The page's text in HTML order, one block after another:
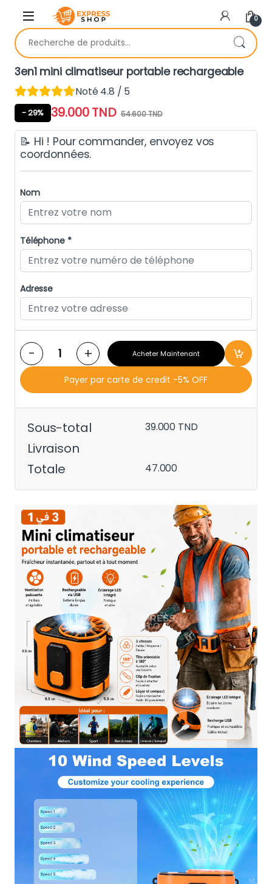
Skip to navigation
Skip to content
0
Recherche pour :
3en1 mini climatiseur portable rechargeable
Noté 4.8 / 5
- 29% 39.000TND 54.600TND
📝 Hi ! Pour commander, envoyez vos
coordonnées.
Nom
Téléphone *
Adresse
- + Acheter Maintenant
Payer par carte de credit -5% OFF
Sous-total 39.000 TND
Livraison
Totale
47.000